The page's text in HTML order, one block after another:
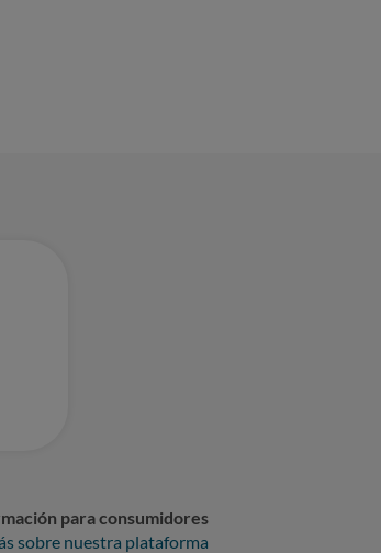
para consumidores
sobre nuestra plataforma